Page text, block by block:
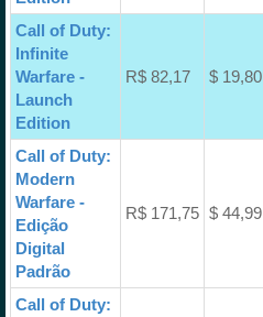
Call of Duty:
Infinite
Warfare -
Launch
Edition
R$ 82,17 $ 19,80
Call of Duty:
Modern
Warfare -
Edição
Digital
Padrão
R$ 171,75 $ 44,99
Call of Duty: